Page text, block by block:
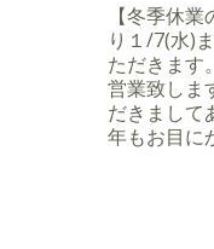
【冬季休
り１/7(水)
ただきます
営業致しま
だきまして
年もお目に